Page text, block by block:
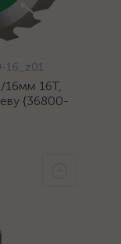
16_z01
16мм 16Т,
{36800-